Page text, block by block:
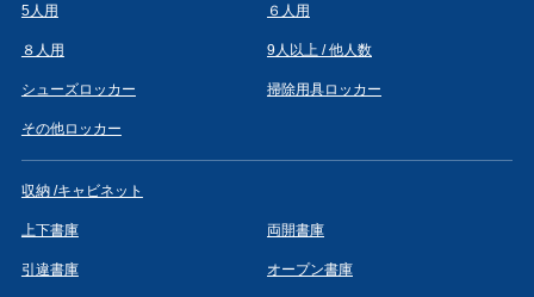
5人用 ６人用
８人用 9人以上 / 他人数
シューズロッカー 掃除用具ロッカー
その他ロッカー
収納 /キャビネット
上下書庫 両開書庫
引違書庫 オープン書庫